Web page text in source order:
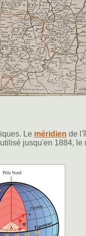
Le méridien de
jusqu'en 1884,